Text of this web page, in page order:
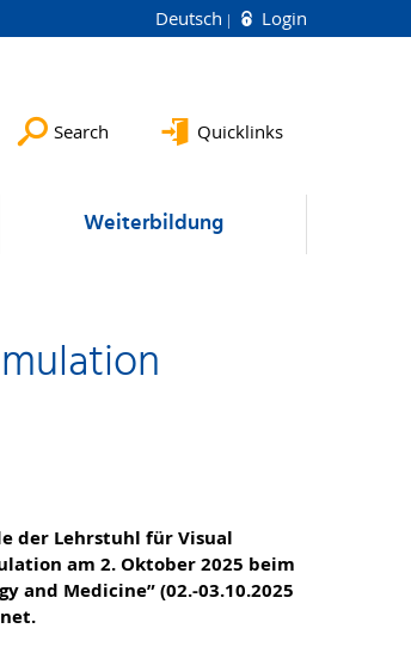
Deutsch Login
Search Quicklinks
Weiterbildung
der Lehrstuhl für Visual
am 2. Oktober 2025 beim
and Medicine” (02.-03.10.2025